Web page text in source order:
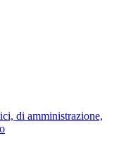
di amministrazione,